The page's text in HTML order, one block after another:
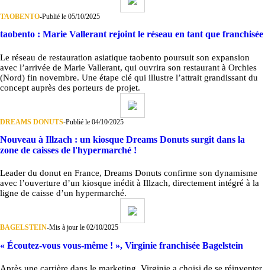
TAOBENTO-Publié le 05/10/2025
taobento : Marie Vallerant rejoint le réseau en tant que franchisée
Le réseau de restauration asiatique taobento poursuit son expansion
avec l’arrivée de Marie Vallerant, qui ouvrira son restaurant à Orchies
(Nord) fin novembre. Une étape clé qui illustre l’attrait grandissant du
concept auprès des porteurs de projet.
DREAMS DONUTS-Publié le 04/10/2025
Nouveau à Illzach : un kiosque Dreams Donuts surgit dans la
zone de caisses de l'hypermarché !
Leader du donut en France, Dreams Donuts confirme son dynamisme
avec l’ouverture d’un kiosque inédit à Illzach, directement intégré à la
ligne de caisse d’un hypermarché.
BAGELSTEIN-Mis à jour le 02/10/2025
« Écoutez-vous vous-même ! », Virginie franchisée Bagelstein